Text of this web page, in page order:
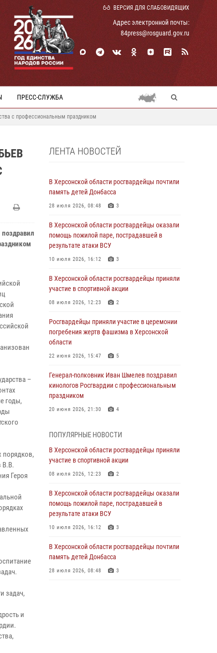
ВЕРСИЯ ДЛЯ СЛАБОВИДЯЩИХ
Адрес электронной почты:
84press@rosguard.gov.ru
ПРЕСС-СЛУЖБА
с профессиональным праздником
–
годы,
порядков,
В.В.
Героя
задач,
и
ЛЕНТА НОВОСТЕЙ
В Херсонской области росгвардейцы почтили
память детей Донбасса
28 июля 2026, 08:48 3
В Херсонской области росгвардейцы оказали
помощь пожилой паре, пострадавшей в
результате атаки ВСУ
10 июля 2026, 16:12 3
В Херсонской области росгвардейцы приняли
участие в спортивной акции
08 июля 2026, 12:23 2
Росгвардейцы приняли участие в церемонии
погребения жертв фашизма в Херсонской
области
22 июня 2026, 15:47 5
Генерал-полковник Иван Шмелев поздравил
кинологов Росгвардии с профессиональным
праздником
20 июня 2026, 21:30 4
армии Виктор Золотов поздравил
военнослужащих, сотрудников и ветеранов
ведомства с Днём медицинского работника
20 июня 2026, 21:01
Офицеры СОБР Росгвардии из Херсонской
области заняли первое место на
международных соревнованиях
18 июня 2026, 11:46 4
Директор Росгвардии Герой России генерал
армии Виктор Золотов поздравил ветеранов
и личный состав ведомства с Днём России
ПОПУЛЯРНЫЕ НОВОСТИ
В Херсонской области росгвардейцы приняли
участие в спортивной акции
08 июля 2026, 12:23 2
В Херсонской области росгвардейцы оказали
помощь пожилой паре, пострадавшей в
результате атаки ВСУ
10 июля 2026, 16:12 3
В Херсонской области росгвардейцы почтили
память детей Донбасса
28 июля 2026, 08:48 3